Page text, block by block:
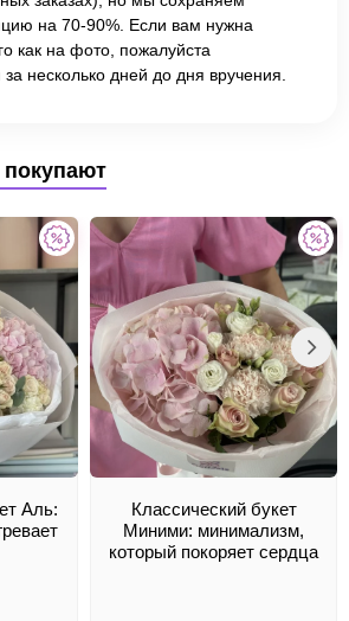
на 70-90%. Если вам нужна
как на фото, пожалуйста
несколько дней до дня вручения.
Аль:
Классический букет
Миними: минимализм,
который покоряет сердца